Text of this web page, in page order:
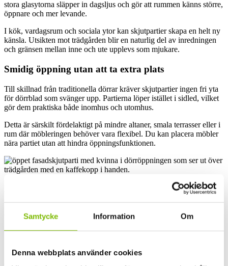
Samtycke Information Om
Denna webbplats använder cookies
stora glasytorna släpper in dagsljus och gör att rummen känns större,
öppnare och mer levande.
I kök, vardagsrum och sociala ytor kan skjutpartier skapa en helt ny
känsla. Utsikten mot trädgården blir en naturlig del av inredningen
och gränsen mellan inne och ute upplevs som mjukare.
Smidig öppning utan att ta extra plats
Till skillnad från traditionella dörrar kräver skjutpartier ingen fri yta
för dörrblad som svänger upp. Partierna löper istället i sidled, vilket
gör dem praktiska både inomhus och utomhus.
Detta är särskilt fördelaktigt på mindre altaner, smala terrasser eller i
rum där möbleringen behöver vara flexibel. Du kan placera möbler
nära partiet utan att hindra öppningsfunktionen.
hus. Profilernas utseende, kulör, glasindelning och storlek påverkar
linjer skapa ett elegant uttryck. För ett mer traditionellt hus kan